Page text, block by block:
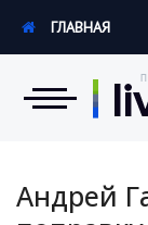
Новости
ГЛАВНАЯ
Андрей